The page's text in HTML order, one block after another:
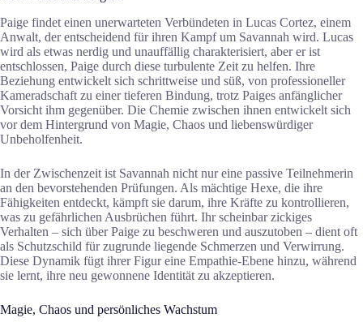
Paige findet einen unerwarteten Verbündeten in Lucas Cortez, einem
Anwalt, der entscheidend für ihren Kampf um Savannah wird. Lucas
wird als etwas nerdig und unauffällig charakterisiert, aber er ist
entschlossen, Paige durch diese turbulente Zeit zu helfen. Ihre
Beziehung entwickelt sich schrittweise und süß, von professioneller
Kameradschaft zu einer tieferen Bindung, trotz Paiges anfänglicher
Vorsicht ihm gegenüber. Die Chemie zwischen ihnen entwickelt sich
vor dem Hintergrund von Magie, Chaos und liebenswürdiger
Unbeholfenheit.
In der Zwischenzeit ist Savannah nicht nur eine passive Teilnehmerin
an den bevorstehenden Prüfungen. Als mächtige Hexe, die ihre
Fähigkeiten entdeckt, kämpft sie darum, ihre Kräfte zu kontrollieren,
was zu gefährlichen Ausbrüchen führt. Ihr scheinbar zickiges
Verhalten – sich über Paige zu beschweren und auszutoben – dient oft
als Schutzschild für zugrunde liegende Schmerzen und Verwirrung.
Diese Dynamik fügt ihrer Figur eine Empathie-Ebene hinzu, während
sie lernt, ihre neu gewonnene Identität zu akzeptieren.
Magie, Chaos und persönliches Wachstum